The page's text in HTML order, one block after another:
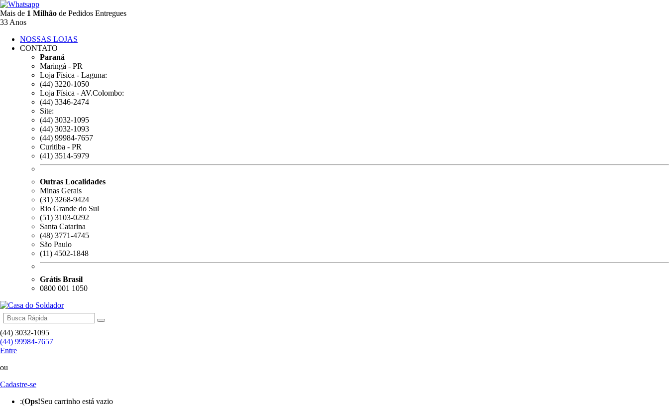
Mais de 1 Milhão de Pedidos Entregues
33 Anos
NOSSAS LOJAS
CONTATO
Paraná
Maringá - PR
Loja Física - Laguna:
(44) 3220-1050
Loja Física - AV.Colombo:
(44) 3346-2474
Site:
(44) 3032-1095
(44) 3032-1093
(44) 99984-7657
Curitiba - PR
(41) 3514-5979
Outras Localidades
Minas Gerais
(31) 3268-9424
Rio Grande do Sul
(51) 3103-0292
Santa Catarina
(48) 3771-4745
São Paulo
(11) 4502-1848
Grátis Brasil
0800 001 1050
(44) 3032-1095
(44) 99984-7657
Entre
ou
Cadastre-se
:(Ops!Seu carrinho está vazio